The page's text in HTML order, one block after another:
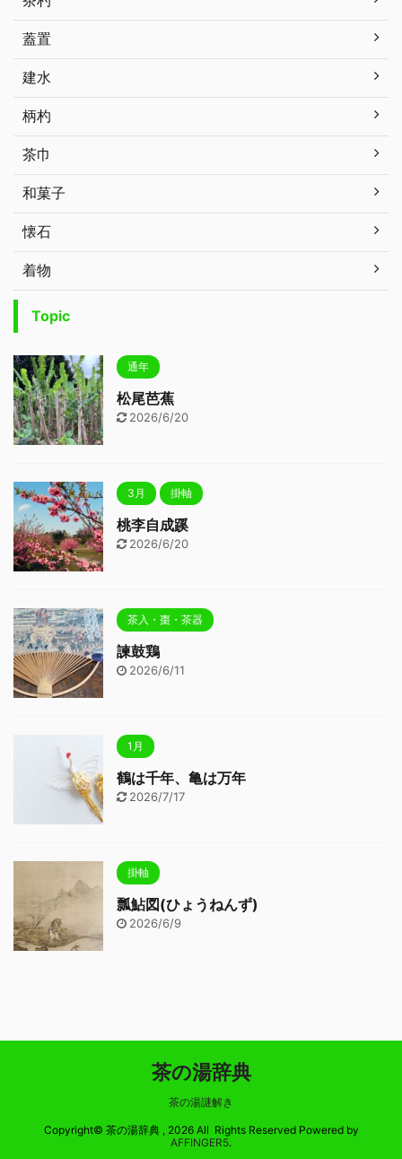
蓋置
建水
柄杓
茶巾
和菓子
懐石
着物
Topic
通年
松尾芭蕉
2026/6/20
3月 掛軸
桃李自成蹊
2026/6/20
茶入・棗・茶器
諫鼓鶏
2026/6/11
1月
鶴は千年、亀は万年
2026/7/17
掛軸
瓢鮎図(ひょうねんず)
2026/6/9
茶の湯辞典
茶の湯謎解き
Copyright© 茶の湯辞典 , 2026 All Rights Reserved Powered by
AFFINGER5.